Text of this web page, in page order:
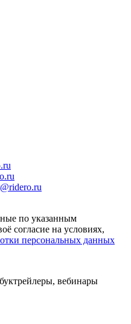
по указанным
согласие на условиях,
персональных данных
вебинары